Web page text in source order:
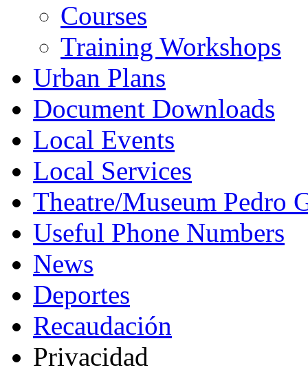
Courses
Training Workshops
Urban Plans
Document Downloads
Local Events
Local Services
Theatre/Museum Pedro
Useful Phone Numbers
News
Deportes
Recaudación
Privacidad